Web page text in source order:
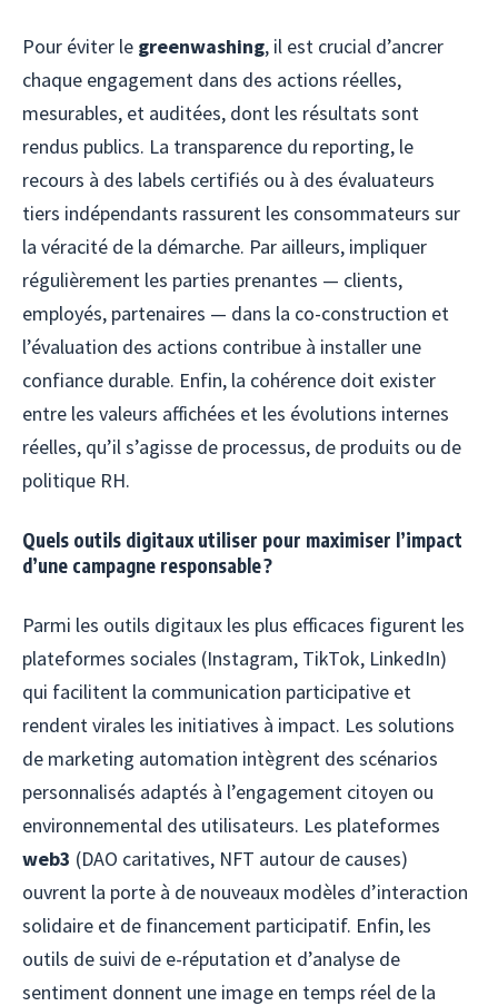
Pour éviter le greenwashing, il est crucial d’ancrer
chaque engagement dans des actions réelles,
mesurables, et auditées, dont les résultats sont
rendus publics. La transparence du reporting, le
recours à des labels certifiés ou à des évaluateurs
tiers indépendants rassurent les consommateurs sur
la véracité de la démarche. Par ailleurs, impliquer
régulièrement les parties prenantes — clients,
employés, partenaires — dans la co-construction et
l’évaluation des actions contribue à installer une
confiance durable. Enfin, la cohérence doit exister
entre les valeurs affichées et les évolutions internes
réelles, qu’il s’agisse de processus, de produits ou de
politique RH.
Quels outils digitaux utiliser pour maximiser l’impact
d’une campagne responsable ?
Parmi les outils digitaux les plus efficaces figurent les
plateformes sociales (Instagram, TikTok, LinkedIn)
qui facilitent la communication participative et
rendent virales les initiatives à impact. Les solutions
de marketing automation intègrent des scénarios
personnalisés adaptés à l’engagement citoyen ou
environnemental des utilisateurs. Les plateformes
web3 (DAO caritatives, NFT autour de causes)
ouvrent la porte à de nouveaux modèles d’interaction
solidaire et de financement participatif. Enfin, les
outils de suivi de e-réputation et d’analyse de
sentiment donnent une image en temps réel de la